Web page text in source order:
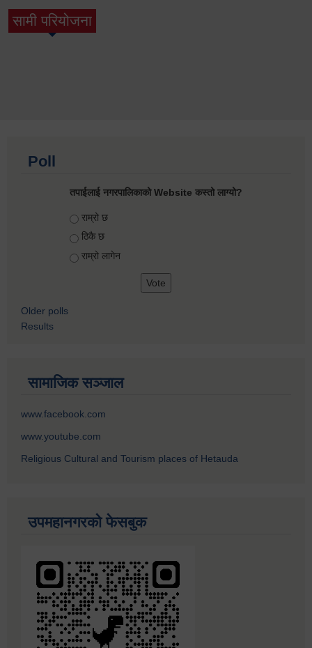
सामी परियोजना
(active tab)
Poll
तपाईलाई नगरपालिकाको Website कस्तो लाग्यो?
Choices
राम्रो छ
ठिकै छ
राम्रो लागेन
Older polls
Results
सामाजिक सञ्जाल
www.facebook.com
www.youtube.com
Religious Cultural and Tourism places of Hetauda
उपमहानगरको फेसबुक